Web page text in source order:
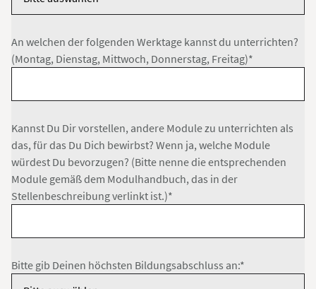
An welchen der folgenden Werktage kannst du unterrichten?
(Montag, Dienstag, Mittwoch, Donnerstag, Freitag)*
Kannst Du Dir vorstellen, andere Module zu unterrichten als
das, für das Du Dich bewirbst? Wenn ja, welche Module
würdest Du bevorzugen? (Bitte nenne die entsprechenden
Module gemäß dem Modulhandbuch, das in der
Stellenbeschreibung verlinkt ist.)*
Bitte gib Deinen höchsten Bildungsabschluss an:*